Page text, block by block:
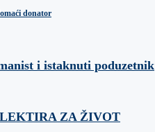
donator
i istaknuti poduzetnik
ZA ŽIVOT